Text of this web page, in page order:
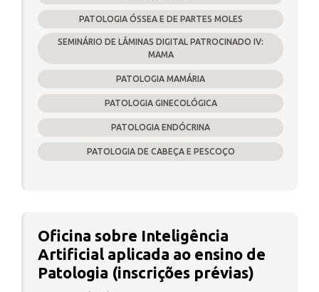
PATOLOGIA ÓSSEA E DE PARTES MOLES
SEMINÁRIO DE LÂMINAS DIGITAL PATROCINADO IV:
MAMA
PATOLOGIA MAMÁRIA
PATOLOGIA GINECOLÓGICA
PATOLOGIA ENDÓCRINA
PATOLOGIA DE CABEÇA E PESCOÇO
Oficina sobre Inteligência
Artificial aplicada ao ensino de
Patologia (inscrições prévias)